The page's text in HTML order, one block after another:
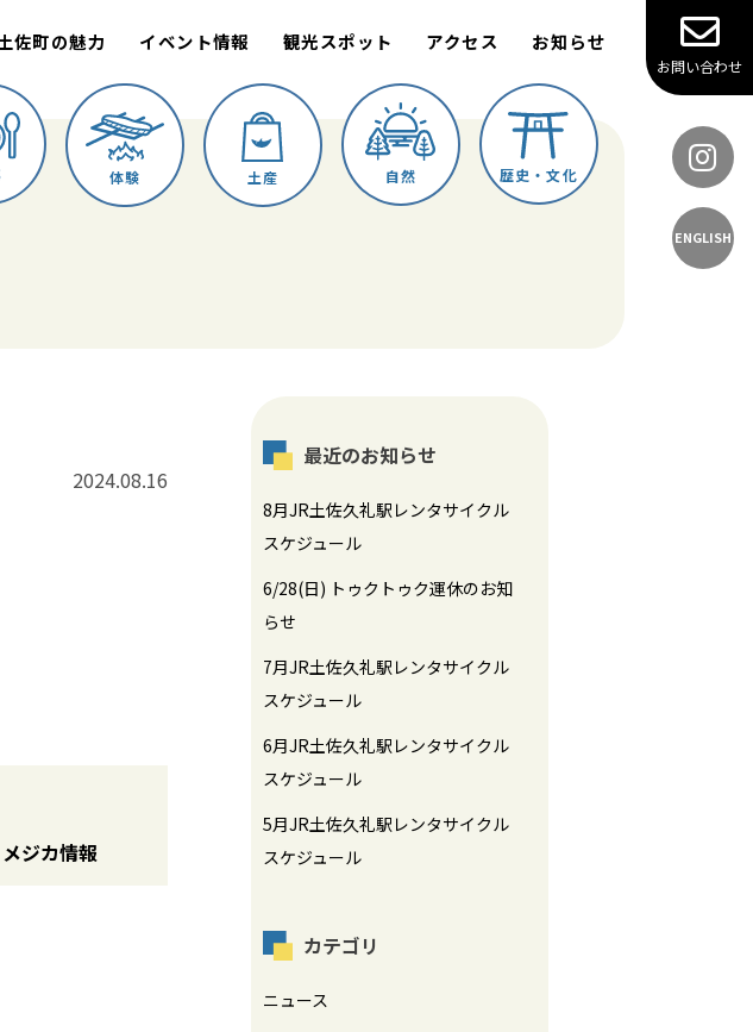
佐町の魅力 イベント情報 観光スポット アクセス お知らせ
お問い合わせ
ENGLISH
体験 土産 自然 歴史・文化
2024.08.16
ジカ情報
最近のお知らせ
8月JR土佐久礼駅レンタサイクル
スケジュール
6/28(日) トゥクトゥク運休のお知
らせ
7月JR土佐久礼駅レンタサイクル
スケジュール
6月JR土佐久礼駅レンタサイクル
スケジュール
5月JR土佐久礼駅レンタサイクル
スケジュール
カテゴリ
ニュース